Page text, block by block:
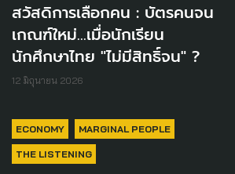
สวัสดิการเลือกคน : บัตรคนจน
เกณฑ์ใหม่…เมื่อนักเรียน
นักศึกษาไทย "ไม่มีสิทธิ์จน" ?
12 มิถุนายน 2026
ECONOMY MARGINAL PEOPLE
THE LISTENING